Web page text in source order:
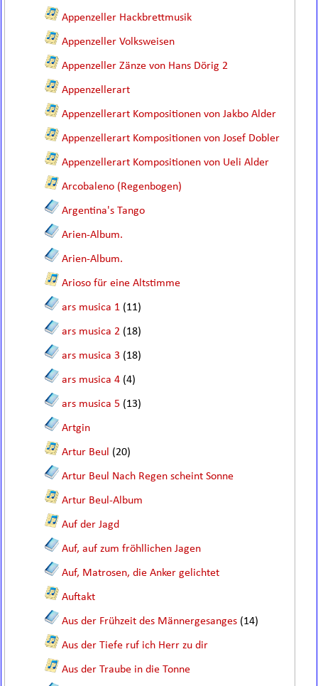
Appenzeller Hackbrettmusik
Appenzeller Volksweisen
Appenzeller Zänze von Hans Dörig 2
Appenzellerart
Appenzellerart Kompositionen von Jakbo Alder
Appenzellerart Kompositionen von Josef Dobler
Appenzellerart Kompositionen von Ueli Alder
Arcobaleno (Regenbogen)
Argentina's Tango
Arien-Album.
Arien-Album.
Arioso für eine Altstimme
ars musica 1 (11)
ars musica 2 (18)
ars musica 3 (18)
ars musica 4 (4)
ars musica 5 (13)
Artgin
Artur Beul (20)
Artur Beul Nach Regen scheint Sonne
Artur Beul-Album
Auf der Jagd
Auf, auf zum fröhllichen Jagen
Auf, Matrosen, die Anker gelichtet
Auftakt
Aus der Frühzeit des Männergesanges (14)
Aus der Tiefe ruf ich Herr zu dir
Aus der Traube in die Tonne